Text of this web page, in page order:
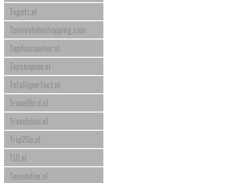
Togetz.nl
Tommyteleshopping.com
Topdiscounter.nl
Topshopinn.nl
Totallyperfect.nl
TravelBird.nl
Traveldeal.nl
Trip2Go.nl
TUI.nl
Tuinendier.nl